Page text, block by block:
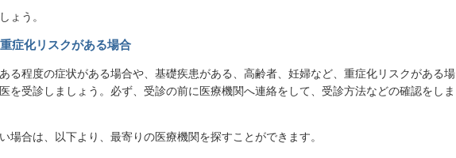
ょう。
症化リスクがある場合
る程度の症状がある場合や、基礎疾患がある、高齢者、妊婦など、重症化リスクがある場
を受診しましょう。必ず、受診の前に医療機関へ連絡をして、受診方法などの確認をしま
場合は、以下より、最寄りの医療機関を探すことができます。